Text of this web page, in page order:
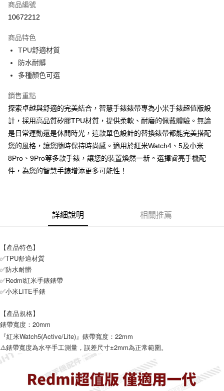
超商取貨付款
Apple Pay
街口支付
ATM付款
全家取貨付款
每筆NT$65，滿NT$690(含以上)免運費
付款後全家取貨
每筆NT$65，滿NT$690(含以上)免運費
宅配
每筆NT$100，滿NT$990(含以上)免運費
商品編號
10672212
商品特色
TPU舒適材質
防水耐髒
多種顏色可選
銷售重點
探索卓越與舒適的完美結合，智慧手錶錶帶專為小米手錶超值版設
計，採用高品質矽膠TPU材質，提供柔軟、耐磨的佩戴體驗。無論
是日常運動還是休閒時光，這款單色設計的替換錶帶都能完美搭配
您的風格，讓您隨時保持時尚感。適用於紅米Watch4、5及小米
8Pro、9Pro等多款手錶，讓您的裝置煥然一新。選擇睿亮手機配
件，為您的智慧手錶增添更多可能性！
詳細說明 相關推薦
【產品特色】
✅TPU舒適材質
✅防水耐髒
✅Redmi紅米手錶錶帶
✅小米LITE手錶
【產品規格】
錶帶寬度：20mm
『紅米Watch5(Active/Lite)』錶帶寬度：22mm
⚠️錶帶寬度為水平手工測量，誤差尺寸±2mm為正常範圍。